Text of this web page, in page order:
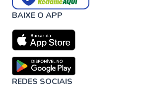
BAIXE O APP
REDES SOCIAIS